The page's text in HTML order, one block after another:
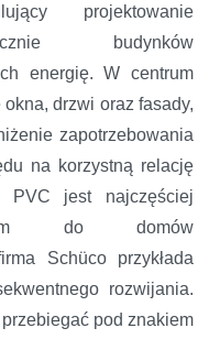
projektowanie
budynków
energię. W centrum
drzwi oraz fasady,
zapotrzebowania
na korzystną relację
PVC jest najczęściej
do domów
Schüco przykłada
rozwijania.
pod znakiem